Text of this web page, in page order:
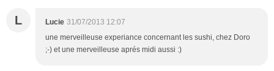
L Lucie 31/07/2013 12:07
une merveilleuse experiance concernant les sushi, chez Doro
;-) et une merveilleuse aprés midi aussi :)